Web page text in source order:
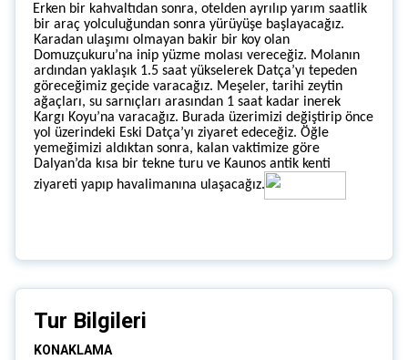
Erken bir kahvaltıdan sonra, otelden ayrılıp yarım saatlik
bir araç yolculuğundan sonra yürüyüşe başlayacağız.
Karadan ulaşımı olmayan bakir bir koy olan
Domuzçukuru’na inip yüzme molası vereceğiz. Molanın
ardından yaklaşık 1.5 saat yükselerek Datça’yı tepeden
göreceğimiz geçide varacağız. Meşeler, tarihi zeytin
ağaçları, su sarnıçları arasından 1 saat kadar inerek
Kargı Koyu’na varacağız. Burada üzerimizi değiştirip önce
yol üzerindeki Eski Datça’yı ziyaret edeceğiz. Öğle
yemeğimizi aldıktan sonra, kalan vaktimize göre
Dalyan’da kısa bir tekne turu ve Kaunos antik kenti
ziyareti yapıp havalimanına ulaşacağız.
Tur Bilgileri
KONAKLAMA